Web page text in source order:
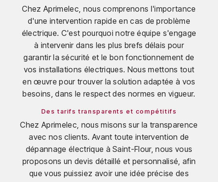
Chez Aprimelec, nous comprenons l'importance
d'une intervention rapide en cas de problème
électrique. C'est pourquoi notre équipe s'engage
à intervenir dans les plus brefs délais pour
garantir la sécurité et le bon fonctionnement de
vos installations électriques. Nous mettons tout
en œuvre pour trouver la solution adaptée à vos
besoins, dans le respect des normes en vigueur.
Des tarifs transparents et compétitifs
Chez Aprimelec, nous misons sur la transparence
avec nos clients. Avant toute intervention de
dépannage électrique à Saint-Flour, nous vous
proposons un devis détaillé et personnalisé, afin
que vous puissiez avoir une idée précise des